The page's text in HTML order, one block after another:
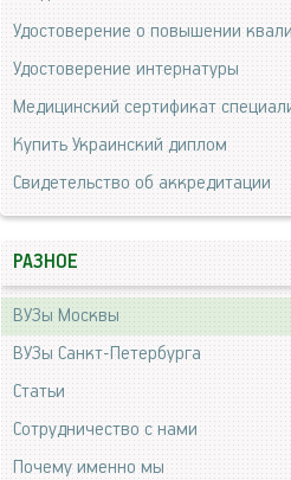
Удостоверение о повышении
Удостоверение интернатуры
Медицинский сертификат
Купить Украинский диплом
Свидетельство об аккредитации
РАЗНОЕ
ВУЗы Москвы
ВУЗы Санкт-Петербурга
Статьи
Сотрудничество с нами
Почему именно мы